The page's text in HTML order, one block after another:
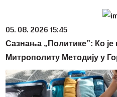
05. 08. 2026 15:45
Сазнања „Политике”: Ко је
Митрополиту Методију у